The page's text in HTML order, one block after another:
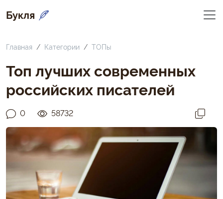
Букля
Главная Категории ТОПы
Топ лучших современных
российских писателей
0 58732